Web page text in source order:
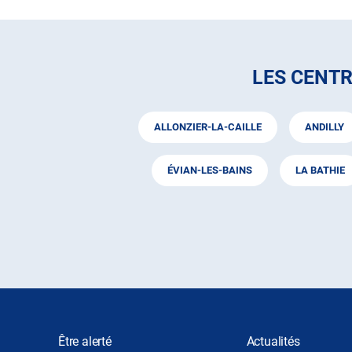
LES
ALLONZIER-LA-CAILLE ANDILLY
ÉVIAN-LES-BAINS LA BATHIE
Être alerté Actualités